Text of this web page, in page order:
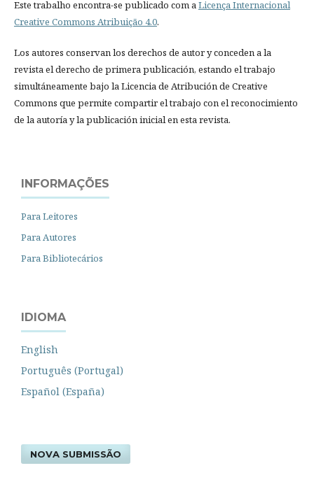
Este trabalho encontra-se publicado com aLicença Internacional
Creative Commons Atribuição 4.0.
Los autores conservan los derechos de autor y conceden a la
revista el derecho de primera publicación, estando el trabajo
simultáneamente bajo la Licencia de Atribución de Creative
Commons que permite compartir el trabajo con el reconocimiento
de la autoría y la publicación inicial en esta revista.
INFORMAÇÕES
Para Leitores
Para Autores
Para Bibliotecários
IDIOMA
English
Português (Portugal)
Español (España)
NOVA SUBMISSÃO